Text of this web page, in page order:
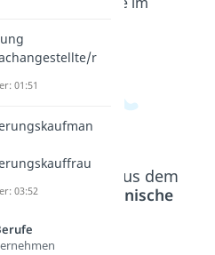
Beliebte Inhalte aus dem
Kaufmännische
r
01:51
03:52